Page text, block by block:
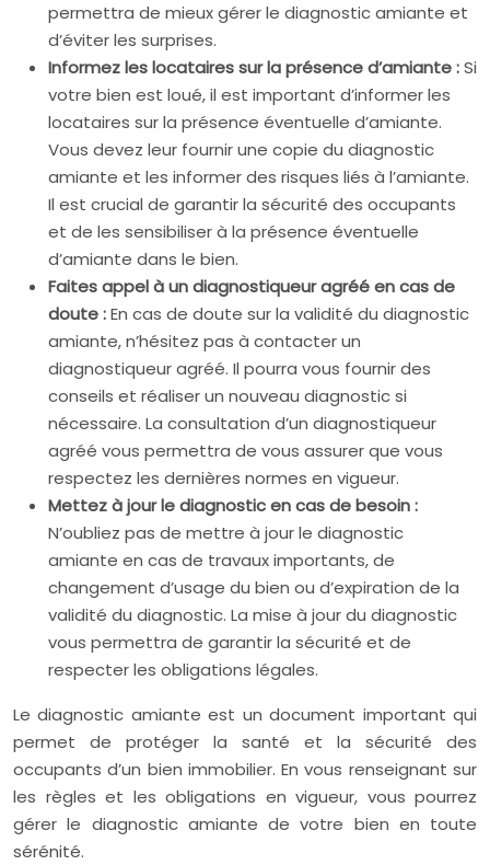
permettra de mieux gérer le diagnostic amiante et
d’éviter les surprises.
Informez les locataires sur la présence d’amiante :Si
votre bien est loué, il est important d’informer les
locataires sur la présence éventuelle d’amiante.
Vous devez leur fournir une copie du diagnostic
amiante et les informer des risques liés à l’amiante.
Il est crucial de garantir la sécurité des occupants
et de les sensibiliser à la présence éventuelle
d’amiante dans le bien.
Faites appel à un diagnostiqueur agréé en cas de
doute :En cas de doute sur la validité du diagnostic
amiante, n’hésitez pas à contacter un
diagnostiqueur agréé. Il pourra vous fournir des
conseils et réaliser un nouveau diagnostic si
nécessaire. La consultation d’un diagnostiqueur
agréé vous permettra de vous assurer que vous
respectez les dernières normes en vigueur.
Mettez à jour le diagnostic en cas de besoin :
N’oubliez pas de mettre à jour le diagnostic
amiante en cas de travaux importants, de
changement d’usage du bien ou d’expiration de la
validité du diagnostic. La mise à jour du diagnostic
vous permettra de garantir la sécurité et de
respecter les obligations légales.
Le diagnostic amiante est un document important qui
permet de protéger la santé et la sécurité des
occupants d’un bien immobilier. En vous renseignant sur
les règles et les obligations en vigueur, vous pourrez
gérer le diagnostic amiante de votre bien en toute
sérénité.